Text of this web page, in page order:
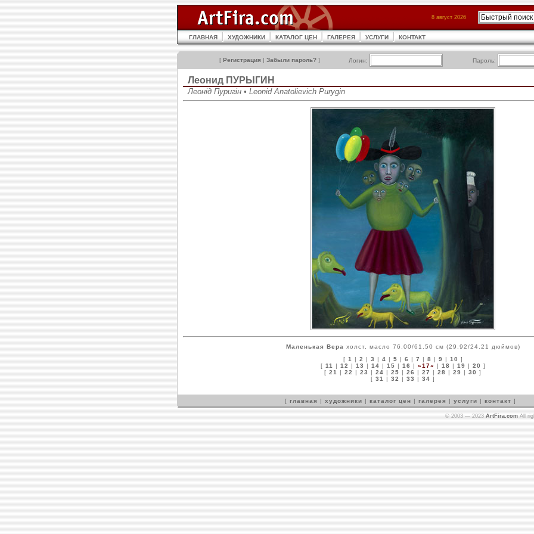
8 август 2026
ГЛАВНАЯ ХУДОЖНИКИ КАТАЛОГ ЦЕН ГАЛЕРЕЯ УСЛУГИ КОНТАКТ
[ Регистрация | Забыли пароль? ] Логин: Пароль:
Леонид ПУРЫГИН
Леонід Пуригін • Leonid Anatolievich Purygin
Маленькая Вера холст, масло 76.00/61.50 см (29.92/24.21 дюймов)
[ 1 | 2 | 3 | 4 | 5 | 6 | 7 | 8 | 9 | 10 ]
[ 11 | 12 | 13 | 14 | 15 | 16 | »17« | 18 | 19 | 20 ]
[ 21 | 22 | 23 | 24 | 25 | 26 | 27 | 28 | 29 | 30 ]
[ 31 | 32 | 33 | 34 ]
[ главная | художники | каталог цен | галерея | услуги | контакт ]
© 2003 — 2023 ArtFira.com All